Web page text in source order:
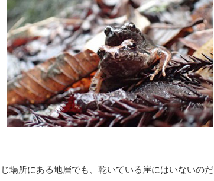
場所にある地層でも、乾いている崖にはいないのだ